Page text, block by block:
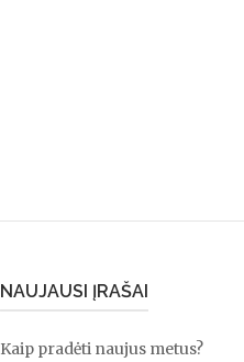
NAUJAUSI ĮRAŠAI
Kaip pradėti naujus metus?